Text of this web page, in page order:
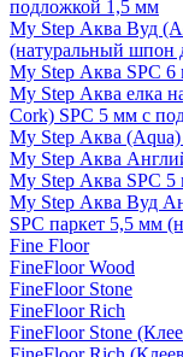
подложкой 1,5 мм
My Step Аква Вуд
(натуральный шпон
My Step Аква SPC 6
My Step Аква елка
Cork) SPC 5 мм с
My Step Аква
My Step Аква
My Step Аква SPC 5
My Step Аква Вуд
SPC паркет 5,5 мм
Fine Floor
FineFloor Wood
FineFloor Stone
FineFloor Rich
FineFloor Stone